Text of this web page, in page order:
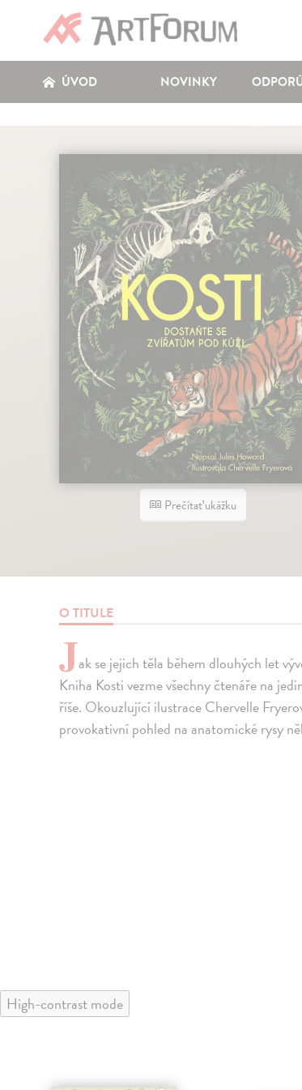
ÚVOD NOVINKY
Prečítať ukážku
O TITULE
Jak se jejich těla během dlouhých let
Kniha Kosti vezme všechny čtenáře na
říše. Okouzlující ilustrace Chervelle
provokativní pohled na anatomické rysy
High-contrast mode